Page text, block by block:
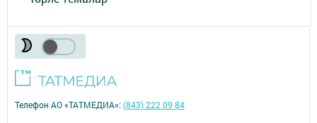
Телефон АО «ТАТМЕДИА»:(843) 222 09 84